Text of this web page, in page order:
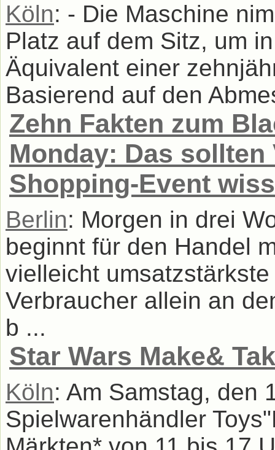
Köln: - Die Maschine
Platz auf dem Sitz, um
Äquivalent einer
Basierend auf den
Zehn Fakten zum
Monday: Das
Shopping-Event
Berlin: Morgen in drei
beginnt für den Handel
vielleicht
Verbraucher allein an
b ...
Star Wars Make&
Köln: Am Samstag, den
Spielwarenhändler